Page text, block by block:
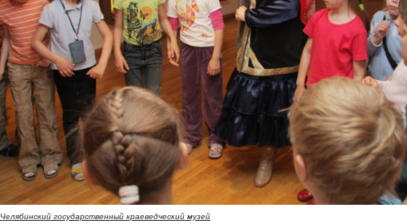
Челябинский государственный краеведческий музей